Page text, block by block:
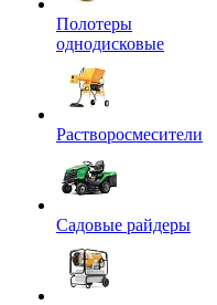
Полотеры
однодисковые
Растворосмесители
Садовые райдеры